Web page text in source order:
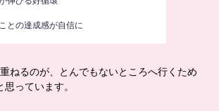
との達成感が自信に
ねるのが、とんでもないところへ行くため
っています。